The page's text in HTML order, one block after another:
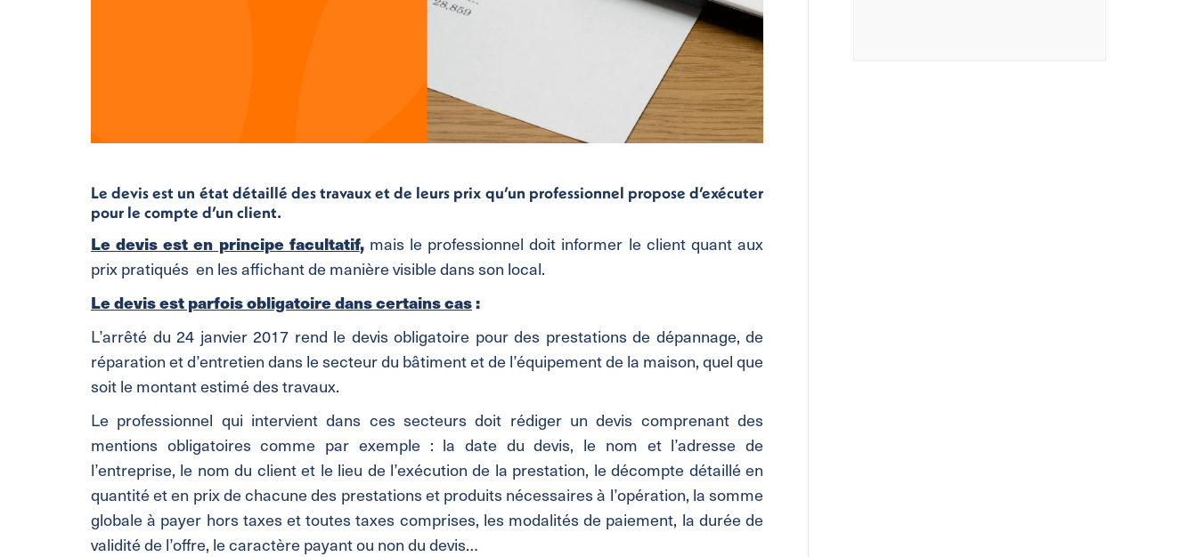
Le devis est un état détaillé des travaux et de leurs prix qu’un professionnel propose d’exécuter
pour le compte d’un client.
Le devis est en principe facultatif,mais le professionnel doit informer le client quant aux
prix pratiqués en les affichant de manière visible dans son local.
Le devis est parfois obligatoire dans certains cas:
L’arrêté du 24 janvier 2017 rend le devis obligatoire pour des prestations de dépannage, de
réparation et d’entretien dans le secteur du bâtiment et de l’équipement de la maison, quel que
soit le montant estimé des travaux.
Le professionnel qui intervient dans ces secteurs doit rédiger un devis comprenant des
mentions obligatoires comme par exemple : la date du devis, le nom et l’adresse de
l’entreprise, le nom du client et le lieu de l’exécution de la prestation, le décompte détaillé en
quantité et en prix de chacune des prestations et produits nécessaires à l’opération, la somme
globale à payer hors taxes et toutes taxes comprises, les modalités de paiement, la durée de
validité de l’offre, le caractère payant ou non du devis…